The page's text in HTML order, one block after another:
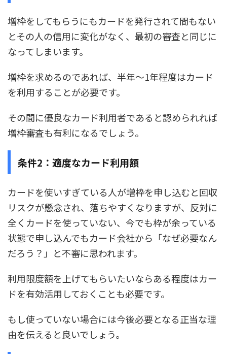
増枠をしてもらうにもカードを発行されて間もない
とその人の信用に変化がなく、最初の審査と同じに
なってしまいます。
増枠を求めるのであれば、半年～1年程度はカード
を利用することが必要です。
その間に優良なカード利用者であると認められれば
増枠審査も有利になるでしょう。
条件2：適度なカード利用額
カードを使いすぎている人が増枠を申し込むと回収
リスクが懸念され、落ちやすくなりますが、反対に
全くカードを使っていない、今でも枠が余っている
状態で申し込んでもカード会社から「なぜ必要なん
だろう？」と不審に思われます。
利用限度額を上げてもらいたいならある程度はカー
ドを有効活用しておくことも必要です。
もし使っていない場合には今後必要となる正当な理
由を伝えると良いでしょう。